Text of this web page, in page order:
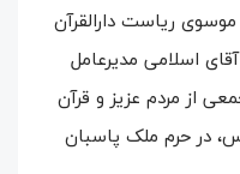
ریاست دارالقرآن
اسلامی مدیرعامل
از مردم عزیز و قرآن
در حرم ملک پاسبان